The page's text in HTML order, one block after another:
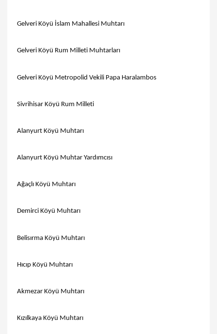
Gelveri Köyü İslam Mahallesi Muhtarı
Gelveri Köyü Rum Milleti Muhtarları
Gelveri Köyü Metropolid Vekili Papa Haralambos
Sivrihisar Köyü Rum Milleti
Alanyurt Köyü Muhtarı
Alanyurt Köyü Muhtar Yardımcısı
Ağaçlı Köyü Muhtarı
Demirci Köyü Muhtarı
Belisırma Köyü Muhtarı
Hıcıp Köyü Muhtarı
Akmezar Köyü Muhtarı
Kızılkaya Köyü Muhtarı